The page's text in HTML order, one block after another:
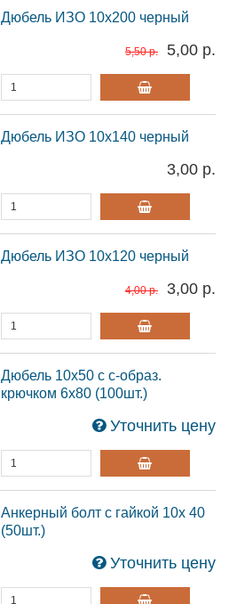
Дюбель ИЗО 10х200 черный
5,50 р. 5,00 р.
Дюбель ИЗО 10х140 черный
3,00 р.
Дюбель ИЗО 10х120 черный
4,00 р. 3,00 р.
Дюбель 10х50 с с-образ.
крючком 6х80 (100шт.)
Уточнить цену
Анкерный болт с гайкой 10х 40
(50шт.)
Уточнить цену